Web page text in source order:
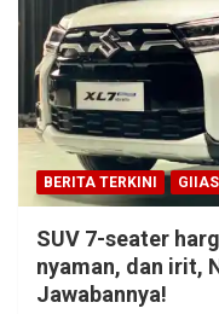
BERITA TERKINI GIIAS
SUV 7-seater
nyaman, dan irit,
Jawabannya!